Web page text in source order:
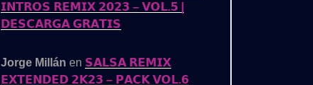
𝗜𝗡𝗧𝗥𝗢𝗦 𝗥𝗘𝗠𝗜𝗫 𝟮𝟬𝟮𝟯 – 𝗩𝗢𝗟.𝟱 |
𝗗𝗘𝗦𝗖𝗔𝗥𝗚𝗔 𝗚𝗥𝗔𝗧𝗜𝗦
Jorge Millán en 𝗦𝗔𝗟𝗦𝗔 𝗥𝗘𝗠𝗜𝗫
𝗘𝗫𝗧𝗘𝗡𝗗𝗘𝗗 𝟮𝗞𝟮𝟯 – 𝗣𝗔𝗖𝗞 𝗩𝗢𝗟.𝟲